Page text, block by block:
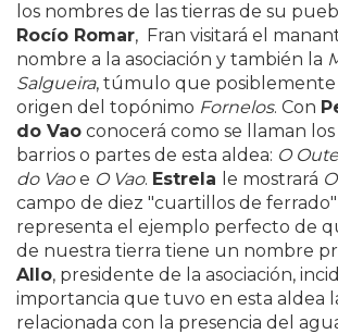
los nombres de las tierras de su
Rocío Romar, Fran visitará el
nombre a la asociación y también la
Salgueira, túmulo que posiblemente
origen del topónimo Fornelos. Con
do Vao conocerá como se llaman
barrios o partes de esta aldea: O
do Vaoe O Vao. Estrela le mostrará
campo de diez "cuartillos de
representa el ejemplo perfecto de
de nuestra tierra tiene un nombre
Allo, presidente de la asociación,
importancia que tuvo en esta aldea
relacionada con la presencia del